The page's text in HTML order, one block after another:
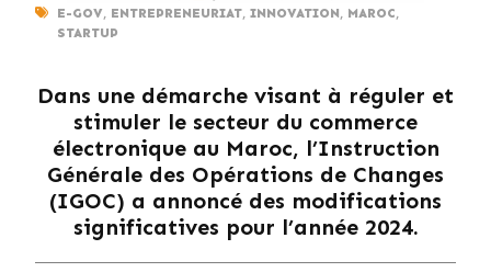
E-GOV
ENTREPRENEURIAT INNOVATION MAROC
STARTUP
Dans une démarche visant à réguler et
stimuler le secteur du commerce
électronique au Maroc, l’Instruction
Générale des Opérations de Changes
(IGOC) a annoncé des modifications
significatives pour l’année 2024.